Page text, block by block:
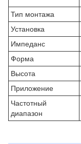
Тип монтажа
Установка
Импеданс
Форма
Высота
Приложение
Частотный
диапазон